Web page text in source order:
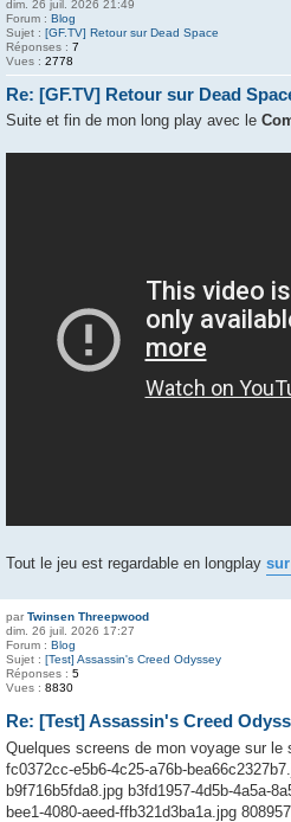
dim. 26 juil. 2026 21:49
Forum : Blog
Sujet : [GF.TV] Retour sur Dead Space
Réponses : 7
Vues : 2778
Re: [GF.TV] Retour sur Dead
Suite et fin de mon long play avec le
Tout le jeu est regardable en longplay
par Twinsen Threepwood
dim. 26 juil. 2026 17:27
Forum : Blog
Sujet : [Test] Assassin's Creed Odyssey
Réponses : 5
Vues : 8830
Re: [Test] Assassin's Creed
Quelques screens de mon voyage sur le
fc0372cc-e5b6-4c25-a76b-
b9f716b5fda8.jpg b3fd1957-4d5b-4a5a-
bee1-4080-aeed-ffb321d3ba1a.jpg